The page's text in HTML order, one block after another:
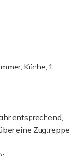
Küche, 1
entsprechend,
eine Zugtreppe